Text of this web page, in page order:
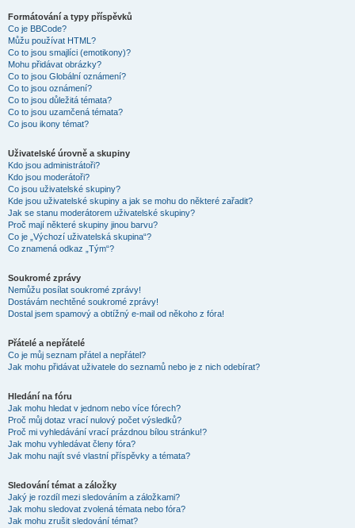
Formátování a typy příspěvků
Co je BBCode?
Můžu používat HTML?
Co to jsou smajlíci (emotikony)?
Mohu přidávat obrázky?
Co to jsou Globální oznámení?
Co to jsou oznámení?
Co to jsou důležitá témata?
Co to jsou uzamčená témata?
Co jsou ikony témat?
Uživatelské úrovně a skupiny
Kdo jsou administrátoři?
Kdo jsou moderátoři?
Co jsou uživatelské skupiny?
Kde jsou uživatelské skupiny a jak se mohu do některé zařadit?
Jak se stanu moderátorem uživatelské skupiny?
Proč mají některé skupiny jinou barvu?
Co je „Výchozí uživatelská skupina“?
Co znamená odkaz „Tým“?
Soukromé zprávy
Nemůžu posílat soukromé zprávy!
Dostávám nechtěné soukromé zprávy!
Dostal jsem spamový a obtížný e-mail od někoho z fóra!
Přátelé a nepřátelé
Co je můj seznam přátel a nepřátel?
Jak mohu přidávat uživatele do seznamů nebo je z nich odebírat?
Hledání na fóru
Jak mohu hledat v jednom nebo více fórech?
Proč můj dotaz vrací nulový počet výsledků?
Proč mi vyhledávání vrací prázdnou bílou stránku!?
Jak mohu vyhledávat členy fóra?
Jak mohu najít své vlastní příspěvky a témata?
Sledování témat a záložky
Jaký je rozdíl mezi sledováním a záložkami?
Jak mohu sledovat zvolená témata nebo fóra?
Jak mohu zrušit sledování témat?